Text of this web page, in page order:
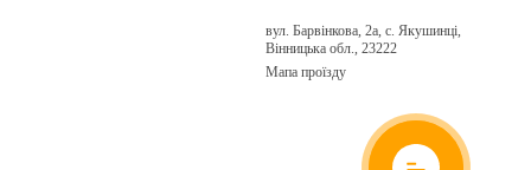
вул. Барвінкова, 2а, с. Якушинці,
Вінницька обл., 23222
Мапа проїзду